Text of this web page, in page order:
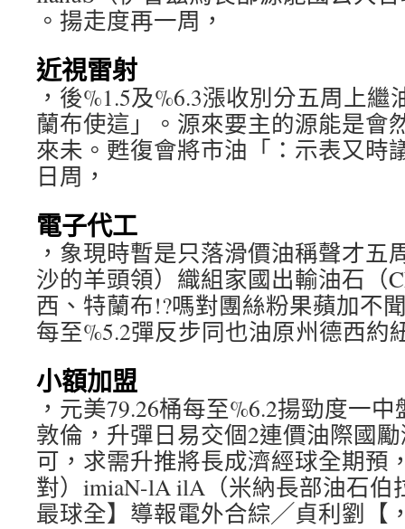
。揚走度再一周，
近視雷射
，後%1.5及%6.3漲收別分五周上
蘭布使這」。源來要主的源能是會
來未。甦復會將市油「：示表又時
日周，
電子代工
，象現時暫是只落滑價油稱聲才五
沙的羊頭領）織組家國出輸油石（
西、特蘭布!?嗎對團絲粉果蘋加不
每至%5.2彈反步同也油原州德西約
小額加盟
，元美79.26桶每至%6.2揚勁度一
敦倫，升彈日易交個2連價油際國
可，求需升推將長成濟經球全期預
對）imiaN-lA ilA（米納長部油石伯
最球全】導報電外合綜╱貞利劉【